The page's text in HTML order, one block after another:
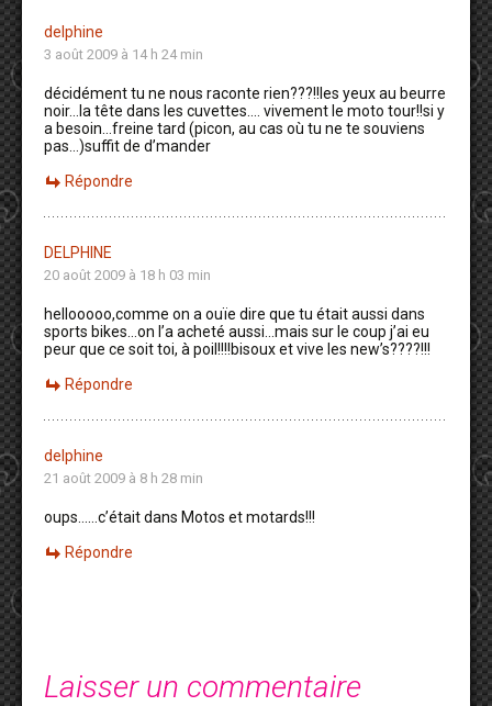
delphine
3 août 2009 à 14 h 24 min
décidément tu ne nous raconte rien???!!les yeux au beurre
noir…la tête dans les cuvettes…. vivement le moto tour!!si y
a besoin…freine tard (picon, au cas où tu ne te souviens
pas…)suffit de d’mander
Répondre
DELPHINE
20 août 2009 à 18 h 03 min
hellooooo,comme on a ouïe dire que tu était aussi dans
sports bikes…on l’a acheté aussi…mais sur le coup j’ai eu
peur que ce soit toi, à poil!!!!bisoux et vive les new’s????!!!
Répondre
delphine
21 août 2009 à 8 h 28 min
oups……c’était dans Motos et motards!!!
Répondre
Laisser un commentaire